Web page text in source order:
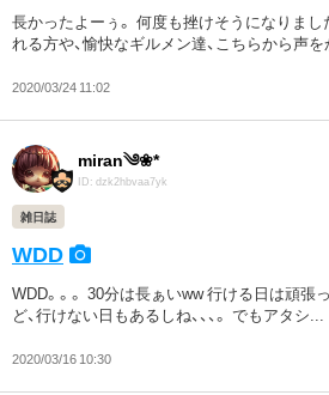
長かったよーぅ。 何度も挫けそうになりまし
れる方や、愉快なギルメン達、こちらから声
2020/03/24 11:02
miran༄❀*
ID: dzk2hbvaa7yk
雑日誌
WDD
WDD。。。 30分は長ぁいww 行ける日は頑張
ど、行けない日もあるしね、、、。 でもアタシ...
2020/03/16 10:30